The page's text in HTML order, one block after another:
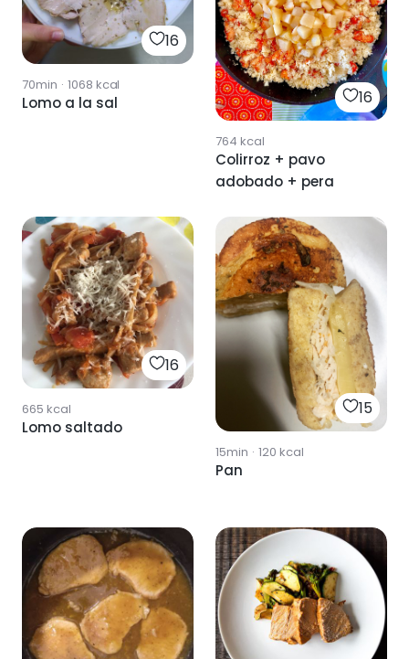
16
70min · 1068 kcal
Lomo a la sal 16
764 kcal
Colirroz + pavo
adobado + pera
16
665 kcal
Lomo saltado
15
15min · 120 kcal
Pan